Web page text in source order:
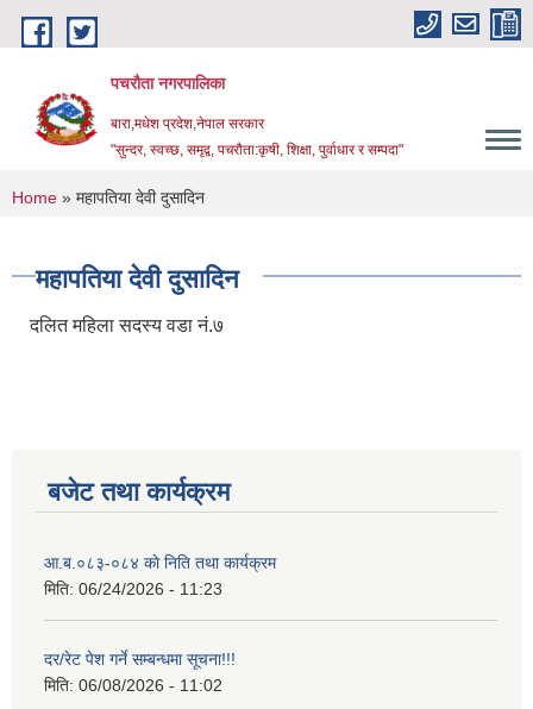
Skip to main content
पचरौता नगरपालिका
बारा,मधेश प्रदेश,नेपाल सरकार
"सुन्दर, स्वच्छ, समृद्व, पचरौता:कृषी, शिक्षा, पुर्वाधार र सम्पदा"
You are here
Home » महापतिया देवी दुसादिन
महापतिया देवी दुसादिन
दलित महिला सदस्य वडा नं.७
बजेट तथा कार्यक्रम
आ.ब.०८३-०८४ काे निति तथा कार्यक्रम
मिति: 06/24/2026 - 11:23
दर/रेट पेश गर्ने सम्बन्धमा सूचना!!!
मिति: 06/08/2026 - 11:02